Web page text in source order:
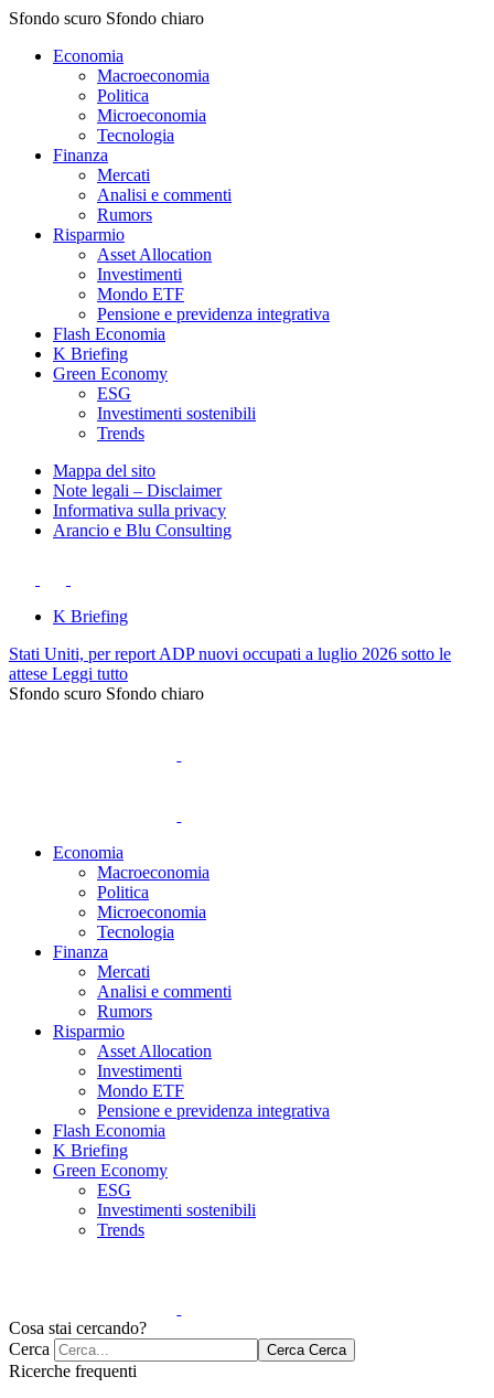
Sfondo scuro Sfondo chiaro
Economia
Macroeconomia
Politica
Microeconomia
Tecnologia
Finanza
Mercati
Analisi e commenti
Rumors
Risparmio
Asset Allocation
Investimenti
Mondo ETF
Pensione e previdenza integrativa
Flash Economia
K Briefing
Green Economy
ESG
Investimenti sostenibili
Trends
Mappa del sito
Note legali – Disclaimer
Informativa sulla privacy
Arancio e Blu Consulting
K Briefing
Stati Uniti, per report ADP nuovi occupati a luglio 2026 sotto le
attese Leggi tutto
Sfondo scuro Sfondo chiaro
Economia
Macroeconomia
Politica
Microeconomia
Tecnologia
Finanza
Mercati
Analisi e commenti
Rumors
Risparmio
Asset Allocation
Investimenti
Mondo ETF
Pensione e previdenza integrativa
Flash Economia
K Briefing
Green Economy
ESG
Investimenti sostenibili
Trends
Cosa stai cercando?
Cerca
Cerca Cerca
Ricerche frequenti